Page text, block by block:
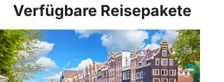
Verfügbare Reisepakete